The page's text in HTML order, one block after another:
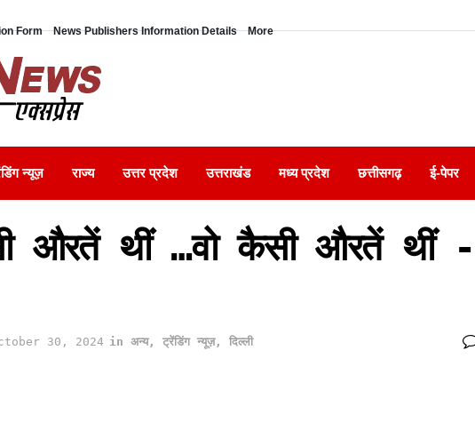
Form News Publishers Information Details More
न्यूज़ राज्य उत्तर प्रदेश उत्तराखंड मध्य प्रदेश छत्तीसगढ़ ई-पेपर
औरतें थीं …वो कैसी औरतें थीं -
30, 2024 in अन्य, ट्रेंडिंग न्यूज़, दिल्ली